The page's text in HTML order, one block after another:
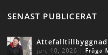
SENAST PUBLICERAT
jun, 10, 2026 | Fråga